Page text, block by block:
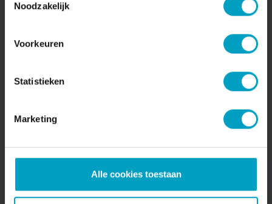
Noodzakelijk
Voorkeuren
Statistieken
Marketing
Alle cookies toestaan
PROJECTNIEUWSBRIEF
Bekijken
Naam*